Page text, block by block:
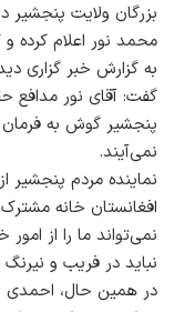
بزرگان ولایت پنجشیر
محمد نور اعلام کرده
به گزارش خبر گزاری
گفت: آقای نور مدافع
پنجشیر گوش به فرمان
نمی‌آیند.
نماینده مردم پنجشیر
افغانستان خانه
نمی‌تواند ما را از
نباید در فریب و
در همین حال، احمدی